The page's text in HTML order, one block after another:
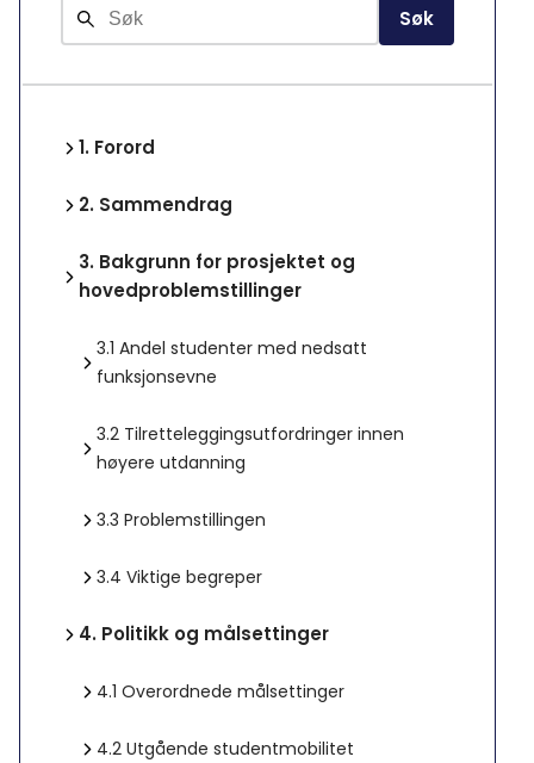
Søk
1. Forord
2. Sammendrag
3. Bakgrunn for prosjektet og
hovedproblemstillinger
3.1 Andel studenter med nedsatt
funksjonsevne
3.2 Tilretteleggingsutfordringer innen
høyere utdanning
3.3 Problemstillingen
3.4 Viktige begreper
4. Politikk og målsettinger
4.1 Overordnede målsettinger
4.2 Utgående studentmobilitet